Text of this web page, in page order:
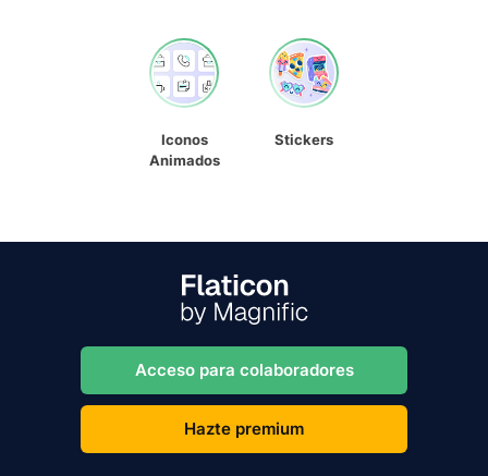
Iconos
Animados
Stickers
Acceso para colaboradores
Hazte premium